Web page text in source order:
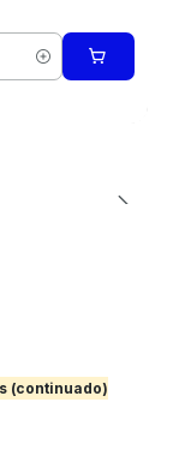
(continuado)